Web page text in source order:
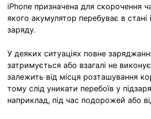
iPhone призначена для скорочення
якого акумулятор перебуває в стані
заряду.
У деяких ситуаціях повне
затримується або взагалі не
залежить від місця розташування
тому слід уникати перебоїв у
наприклад, під час подорожей або